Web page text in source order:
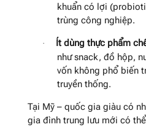
khuẩn có lợi
trùng công nghiệp.
· Ít dùng thực phẩm
như snack, đồ hộp,
vốn không phổ biến
truyền thống.
Tại Mỹ – quốc gia giàu có
gia đình trung lưu mới có